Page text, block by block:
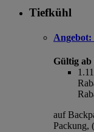
Tiefkühl
Angebot:
Gültig ab
1.11
auf
Packung,